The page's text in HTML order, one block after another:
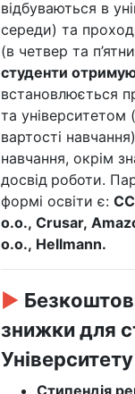
відбуваються в
середи) та
(в четвер та
студенти
встановлюється
та університетом
вартості
навчання, окрім
досвід роботи.
формі освіти є:
o.o., Crusar,
o.o., Hellmann.
►
знижки для
Стипендія